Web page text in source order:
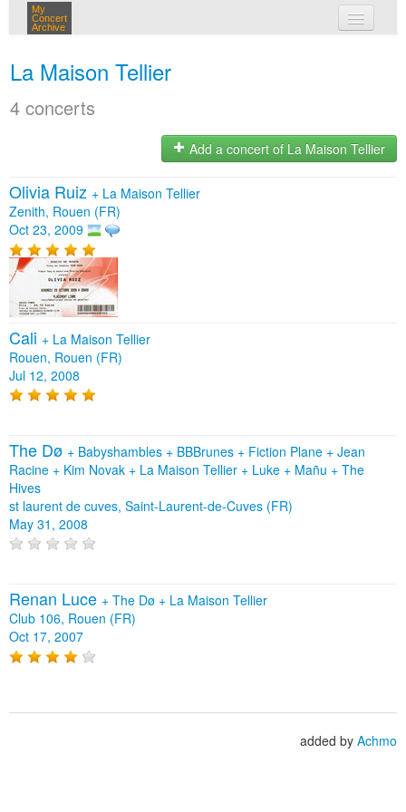
My
Concert
Archive
La Maison Tellier
4 concerts
Add a concert of La Maison Tellier
Olivia Ruiz + La Maison Tellier
Zenith, Rouen (FR)
Oct 23, 2009
Cali + La Maison Tellier
Rouen, Rouen (FR)
Jul 12, 2008
The Dø + Babyshambles + BBBrunes + Fiction Plane + Jean
Racine + Kim Novak + La Maison Tellier + Luke + Mañu + The
Hives
st laurent de cuves, Saint-Laurent-de-Cuves (FR)
May 31, 2008
Renan Luce + The Dø + La Maison Tellier
Club 106, Rouen (FR)
Oct 17, 2007
added by Achmo